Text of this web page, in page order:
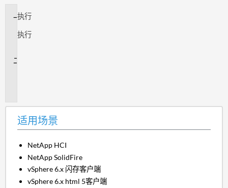
适
场
执行
执行
适用场景
NetApp HCI
NetApp SolidFire
vSphere 6.x 闪存客户端
vSphere 6.x html 5客户端